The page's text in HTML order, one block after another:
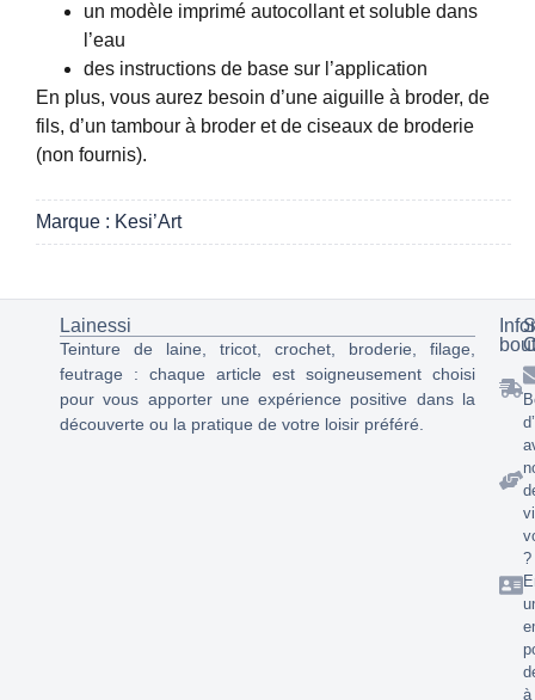
un modèle imprimé autocollant et soluble dans
l’eau
des instructions de base sur l’application
En plus, vous aurez besoin d’une aiguille à broder, de
fils, d’un tambour à broder et de ciseaux de broderie
(non fournis).
Marque : Kesi’Art
Lainessi
Teinture de laine, tricot, crochet, broderie, filage,
feutrage : chaque article est soigneusement choisi
pour vous apporter une expérience positive dans la
découverte ou la pratique de votre loisir préféré.
?
à